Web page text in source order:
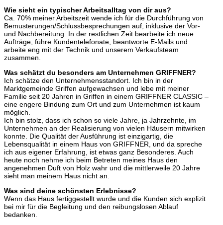
Wie sieht ein typischer Arbeitsalltag von dir aus?
Ca. 70% meiner Arbeitszeit wende ich für die Durchführung von
Bemusterungen/Schlussbesprechungen auf, inklusive der Vor-
und Nachbereitung. In der restlichen Zeit bearbeite ich neue
Aufträge, führe Kundentelefonate, beantworte E-Mails und
arbeite eng mit der Technik und unserem Verkaufsteam
zusammen.
Was schätzt du besonders am Unternehmen GRIFFNER?
Ich schätze den Unternehmensstandort. Ich bin in der
Marktgemeinde Griffen aufgewachsen und lebe mit meiner
Familie seit 20 Jahren in Griffen in einem GRIFFNER CLASSIC –
eine engere Bindung zum Ort und zum Unternehmen ist kaum
möglich.
Ich bin stolz, dass ich schon so viele Jahre, ja Jahrzehnte, im
Unternehmen an der Realisierung von vielen Häusern mitwirken
konnte. Die Qualität der Ausführung ist einzigartig, die
Lebensqualität in einem Haus von GRIFFNER, und da spreche
ich aus eigener Erfahrung, ist etwas ganz Besonderes. Auch
heute noch nehme ich beim Betreten meines Haus den
angenehmen Duft von Holz wahr und die mittlerweile 20 Jahre
sieht man meinem Haus nicht an.
Was sind deine schönsten Erlebnisse?
Wenn das Haus fertiggestellt wurde und die Kunden sich explizit
bei mir für die Begleitung und den reibungslosen Ablauf
bedanken.